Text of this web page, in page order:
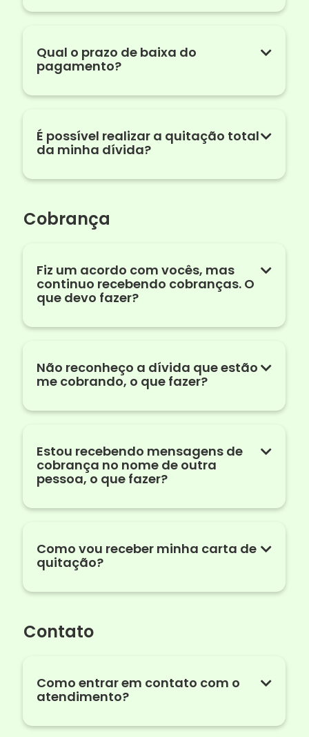
Qual o prazo de baixa do
pagamento?
É possível realizar a quitação total
da minha dívida?
Cobrança
Fiz um acordo com vocês, mas
continuo recebendo cobranças. O
que devo fazer?
Não reconheço a dívida que estão
me cobrando, o que fazer?
Estou recebendo mensagens de
cobrança no nome de outra
pessoa, o que fazer?
Como vou receber minha carta de
quitação?
Contato
Como entrar em contato com o
atendimento?